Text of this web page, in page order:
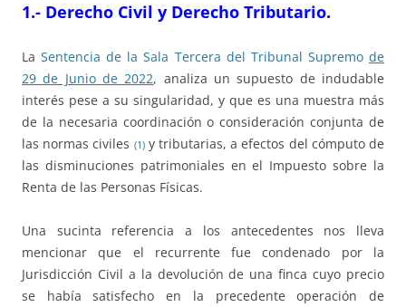
1.- Derecho Civil y Derecho Tributario.
LaSentencia de la Sala Tercera del Tribunal Supremode
29 de Junio de 2022, analiza un supuesto de indudable
interés pese a su singularidad, y que es una muestra más
de la necesaria coordinación o consideración conjunta de
las normas civiles (1)y tributarias, a efectos del cómputo de
las disminuciones patrimoniales en el Impuesto sobre la
Renta de las Personas Físicas.
Una sucinta referencia a los antecedentes nos lleva
mencionar que el recurrente fue condenado por la
Jurisdicción Civil a la devolución de una finca cuyo precio
se había satisfecho en la precedente operación de